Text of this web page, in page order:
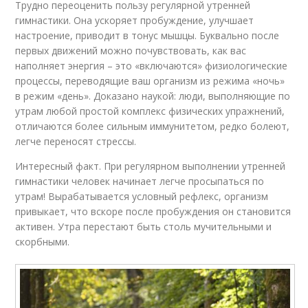
Трудно переоценить пользу регулярной утренней
гимнастики. Она ускоряет пробуждение, улучшает
настроение, приводит в тонус мышцы. Буквально после
первых движений можно почувствовать, как вас
наполняет энергия – это «включаются» физиологические
процессы, переводящие ваш организм из режима «ночь»
в режим «день». Доказано наукой: люди, выполняющие по
утрам любой простой комплекс физических упражнений,
отличаются более сильным иммунитетом, редко болеют,
легче переносят стрессы.
Интересный факт. При регулярном выполнении утренней
гимнастики человек начинает легче просыпаться по
утрам! Вырабатывается условный рефлекс, организм
привыкает, что вскоре после пробуждения он становится
активен. Утра перестают быть столь мучительными и
скорбными.